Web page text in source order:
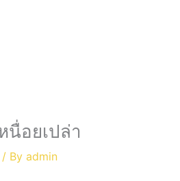
นื่อยเปล่า
/ By admin